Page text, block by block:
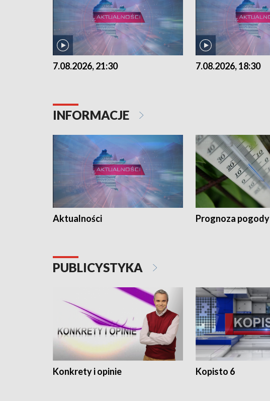
7.08.2026, 21:30 7.08.2026, 18:30
INFORMACJE
Aktualności Prognoza pogody
PUBLICYSTYKA
Konkrety i opinie Kopisto 6